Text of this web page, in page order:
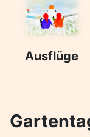
Ausflüge